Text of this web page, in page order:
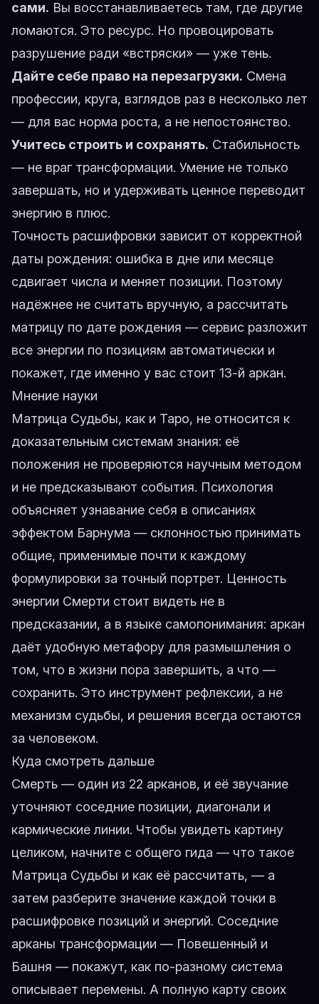
сами. Вы восстанавливаетесь там, где другие
ломаются. Это ресурс. Но провоцировать
разрушение ради «встряски» — уже тень.
Дайте себе право на перезагрузки. Смена
профессии, круга, взглядов раз в несколько лет
— для вас норма роста, а не непостоянство.
Учитесь строить и сохранять. Стабильность
— не враг трансформации. Умение не только
завершать, но и удерживать ценное переводит
энергию в плюс.
Точность расшифровки зависит от корректной
даты рождения: ошибка в дне или месяце
сдвигает числа и меняет позиции. Поэтому
надёжнее не считать вручную, а рассчитать
матрицу по дате рождения — сервис разложит
все энергии по позициям автоматически и
покажет, где именно у вас стоит 13-й аркан.
Мнение науки
Матрица Судьбы, как и Таро, не относится к
доказательным системам знания: её
положения не проверяются научным методом
и не предсказывают события. Психология
объясняет узнавание себя в описаниях
эффектом Барнума — склонностью принимать
общие, применимые почти к каждому
формулировки за точный портрет. Ценность
энергии Смерти стоит видеть не в
предсказании, а в языке самопонимания: аркан
даёт удобную метафору для размышления о
том, что в жизни пора завершить, а что —
сохранить. Это инструмент рефлексии, а не
механизм судьбы, и решения всегда остаются
за человеком.
Куда смотреть дальше
Смерть — один из 22 арканов, и её звучание
уточняют соседние позиции, диагонали и
кармические линии. Чтобы увидеть картину
целиком, начните с общего гида — что такое
Матрица Судьбы и как её рассчитать, — а
затем разберите значение каждой точки в
расшифровке позиций и энергий. Соседние
арканы трансформации — Повешенный и
Башня — покажут, как по-разному система
описывает перемены. А полную карту своих